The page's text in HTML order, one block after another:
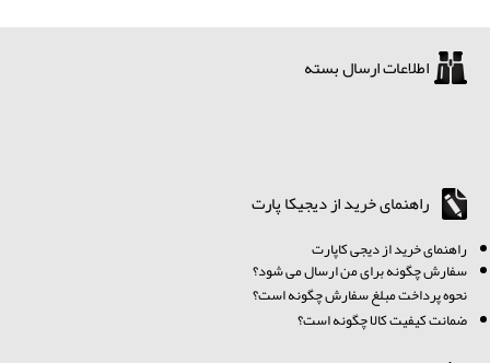
اطلاعات ارسال بسته
راهنمای خرید از دیجیکا پارت
راهنمای خرید از دیجی کاپارت
سفارش چگونه برای من ارسال می شود؟
نحوه پرداخت مبلغ سفارش چگونه است؟
ضمانت کیفیت کالا چگونه است؟